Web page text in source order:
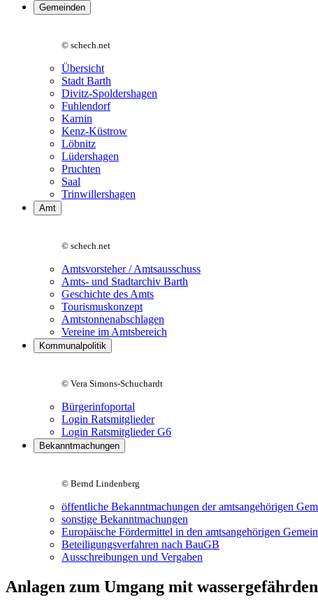
Gemeinden
© schech.net
Übersicht
Stadt Barth
Divitz-Spoldershagen
Fuhlendorf
Karnin
Kenz-Küstrow
Löbnitz
Lüdershagen
Pruchten
Saal
Trinwillershagen
Amt
© schech.net
Amtsvorsteher / Amtsausschuss
Amts- und Stadtarchiv Barth
Geschichte des Amts
Tourismuskonzept
Amtstonnenabschlagen
Vereine im Amtsbereich
Kommunalpolitik
© Vera Simons-Schuchardt
Bürgerinfoportal
Login Ratsmitglieder
Login Ratsmitglieder G6
Bekanntmachungen
© Bernd Lindenberg
öffentliche Bekanntmachungen der amtsangehörigen
sonstige Bekanntmachungen
Europäische Fördermittel in den amtsangehörigen
Beteiligungsverfahren nach BauGB
Ausschreibungen und Vergaben
Anlagen zum Umgang mit